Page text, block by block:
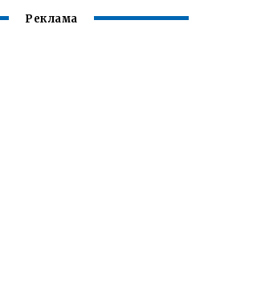
Реклама